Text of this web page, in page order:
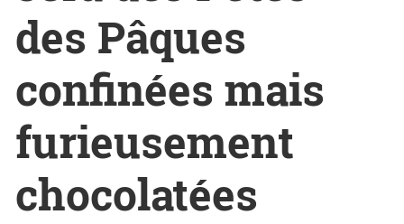
des Pâques
confinées mais
furieusement
chocolatées